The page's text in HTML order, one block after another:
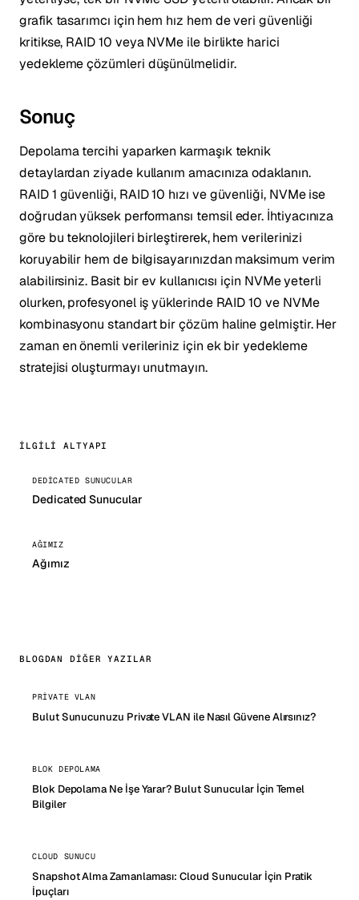
grafik tasarımcı için hem hız hem de veri güvenliği
kritikse, RAID 10 veya NVMe ile birlikte harici
yedekleme çözümleri düşünülmelidir.
Sonuç
Depolama tercihi yaparken karmaşık teknik
detaylardan ziyade kullanım amacınıza odaklanın.
RAID 1 güvenliği, RAID 10 hızı ve güvenliği, NVMe ise
doğrudan yüksek performansı temsil eder. İhtiyacınıza
göre bu teknolojileri birleştirerek, hem verilerinizi
koruyabilir hem de bilgisayarınızdan maksimum verim
alabilirsiniz. Basit bir ev kullanıcısı için NVMe yeterli
olurken, profesyonel iş yüklerinde RAID 10 ve NVMe
kombinasyonu standart bir çözüm haline gelmiştir. Her
zaman en önemli verileriniz için ek bir yedekleme
stratejisi oluşturmayı unutmayın.
İLGILI ALTYAPI
DEDICATED SUNUCULAR
Dedicated Sunucular
AĞIMIZ
Ağımız
BLOGDAN DIĞER YAZILAR
PRIVATE VLAN
Bulut Sunucunuzu Private VLAN ile Nasıl Güvene Alırsınız?
BLOK DEPOLAMA
Blok Depolama Ne İşe Yarar? Bulut Sunucular İçin Temel
Bilgiler
CLOUD SUNUCU
Snapshot Alma Zamanlaması: Cloud Sunucular İçin Pratik
İpuçları